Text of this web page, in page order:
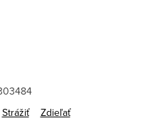
Strážiť Zdieľať